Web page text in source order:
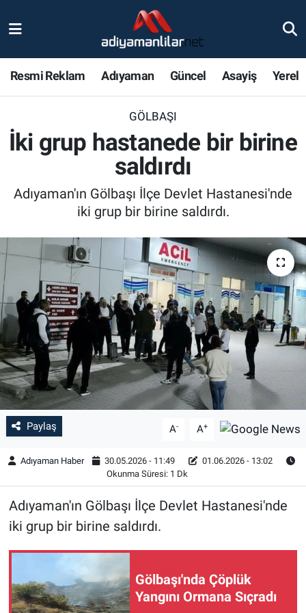
Resmi Reklam Adıyaman Güncel Asayiş Yerel
GÖLBAŞI
İki grup hastanede bir birine
saldırdı
Adıyaman'ın Gölbaşı İlçe Devlet Hastanesi'nde
iki grup bir birine saldırdı.
Paylaş A- A+
Adıyaman Haber 30.05.2026 - 11:49
01.06.2026 - 13:02
Okunma Süresi: 1 Dk
Adıyaman'ın Gölbaşı İlçe Devlet Hastanesi'nde
iki grup bir birine saldırdı.
Gölbaşı'nda Çöplük
Yangını Ormana Sıçradı
Magazin
Bölge Haberleri
Asayiş
Sağlık
Özel Haber
Kültür Sanat
Eğitim
Ekonomi
Çevre
Şambayat Haber
Nöbetçi Eczaneler
Adiyaman Namaz Vakitleri
Trafik Durumu
Süper Lig Puan Durumu ve Fikstür
Son Dakika Haberleri
Haber Arşivi